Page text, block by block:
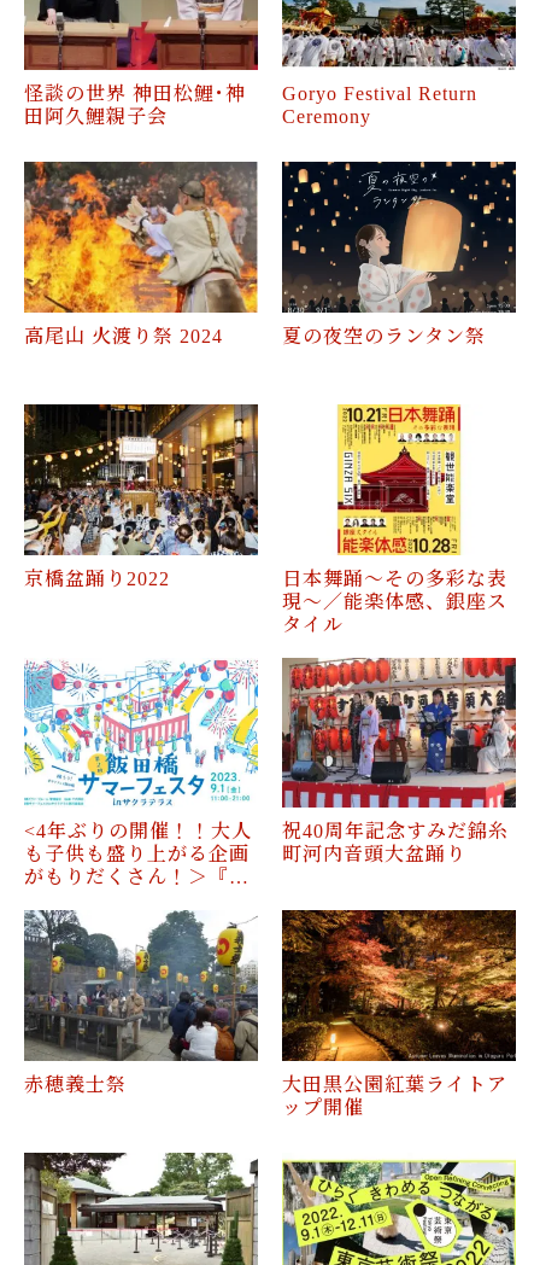
怪談の世界 神田松鯉･神
田阿久鯉親子会
Goryo Festival Return
Ceremony
高尾山 火渡り祭 2024 夏の夜空のランタン祭
京橋盆踊り2022
日本舞踊～その多彩な表
現～／能楽体感、銀座ス
タイル
<4年ぶりの開催！！大人
も子供も盛り上がる企画
がもりだくさん！＞『…
祝40周年記念すみだ錦糸
町河内音頭大盆踊り
赤穂義士祭
大田黒公園紅葉ライトア
ップ開催